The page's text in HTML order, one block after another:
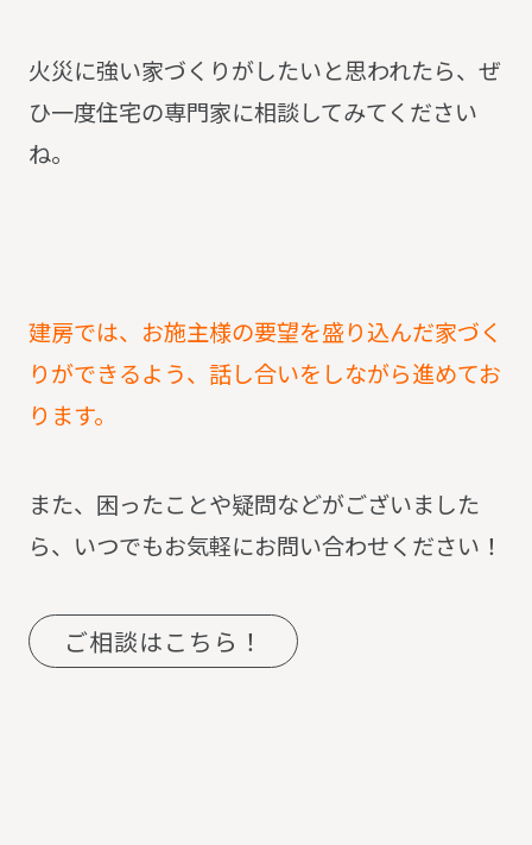
火災に強い家づくりがしたいと思われたら、ぜ
ひ一度住宅の専門家に相談してみてください
ね。
建房では、お施主様の要望を盛り込んだ家づく
りができるよう、話し合いをしながら進めてお
ります。
また、困ったことや疑問などがございました
ら、いつでもお気軽にお問い合わせください！
ご相談はこちら！